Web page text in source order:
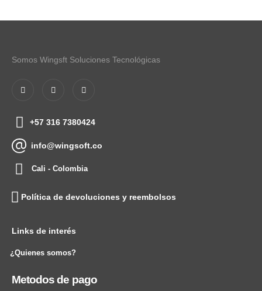
Somos Wingsft Soluciones Tecnológicas
+57 316 7380424
info@wingsoft.co
Cali - Colombia
Política de devoluciones y reembolsos
Links de interés
¿Quienes somos?
Metodos de pago